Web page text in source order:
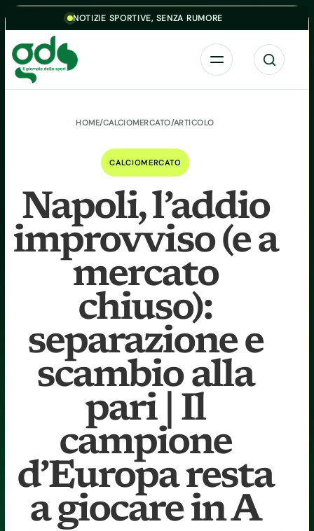
Skip to contentNOTIZIE SPORTIVE, SENZA RUMORE
Menu Cerca
HOME/CALCIOMERCATO/ARTICOLO
CALCIOMERCATO
Napoli, l’addio
improvviso (e a
mercato
chiuso):
separazione e
scambio alla
pari | Il
campione
d’Europa resta
a giocare in A